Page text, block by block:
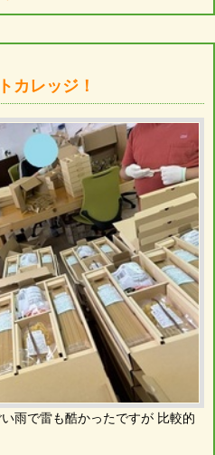
カレッジ！
雨で雷も酷かったですが 比較的